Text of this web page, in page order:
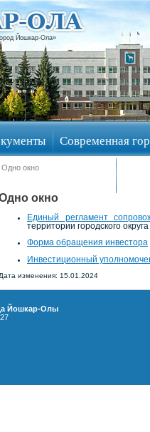
Йошкар-Ола»
Современная
обсуждения
Одно окно
окно
Единый регламент
территории городского
Форма обращения инвестора
Инвестиционный
Дата изменения: 15.01.2024
Йошкар-Олы